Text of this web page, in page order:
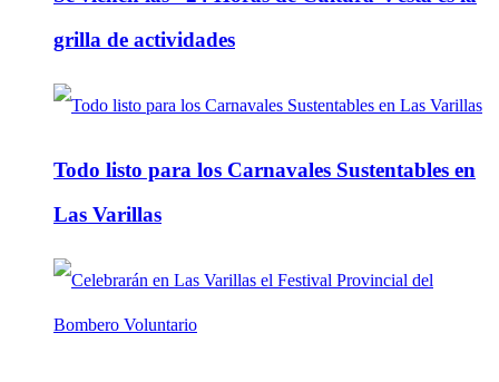
grilla de actividades
Todo listo para los Carnavales Sustentables en
Las Varillas